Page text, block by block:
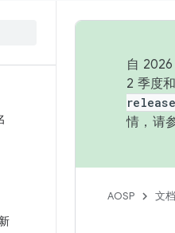
自
2 季度
release
情，请
AOSP 文档